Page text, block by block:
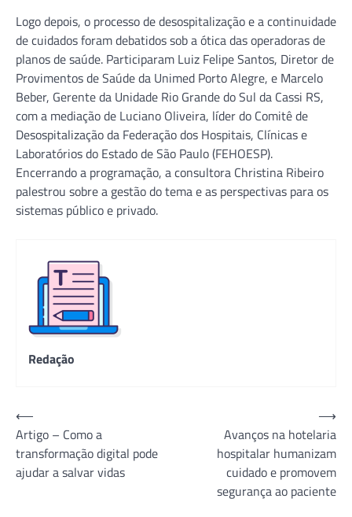
Logo depois, o processo de desospitalização e a continuidade
de cuidados foram debatidos sob a ótica das operadoras de
planos de saúde. Participaram Luiz Felipe Santos, Diretor de
Provimentos de Saúde da Unimed Porto Alegre, e Marcelo
Beber, Gerente da Unidade Rio Grande do Sul da Cassi RS,
com a mediação de Luciano Oliveira, líder do Comitê de
Desospitalização da Federação dos Hospitais, Clínicas e
Laboratórios do Estado de São Paulo (FEHOESP).
Encerrando a programação, a consultora Christina Ribeiro
palestrou sobre a gestão do tema e as perspectivas para os
sistemas público e privado.
Redação
Navegação
de
Post
⟵
Artigo – Como a
transformação digital pode
ajudar a salvar vidas
Avanços na hotelaria
hospitalar humanizam
cuidado e promovem
segurança ao paciente
⟶